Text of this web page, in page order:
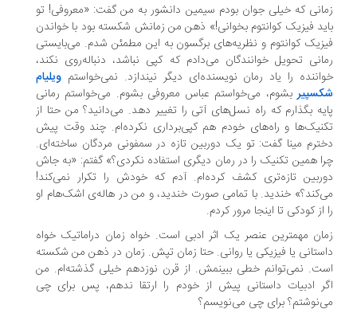
که خیلی جوان بودم سیمین دانشور به من گفت: «معروفی! تو
فیزیک کوانتوم بخوانی!» ذهن من زمانش شکسته بود با خواندن
کوانتوم و نظریه‌های برگسون به این مطمئن شدم. می‌بایستی
تحویل خوانندگان می‌دادم که کپی نباشد، دنباله‌روی نکند،
را یاد رمان نویسنده‌ای دیگر نیندازد. نمی‌خواستمویلیام
بشوم، می‌خواستم عباس معروفی بشوم. می‌خواستم رمانی
بگذارم که راه نسل‌های آتی را تغییر دهد. می‌دانید؟ من حتا از
و راه‌های خودم هم کپی‌برداری نکرده‌ام. چند وقت پیش
مینا گفت: تو یک دوربین تازه در سمفونی مردگان ساخته‌ای.
همین تکنیک را در رمان دیگری استفاده نکردی؟» گفتم: «به جاش
تازه‌تری کشف کرده‌ام. آدم که خودش را تکرار نمی‌کند!
خندید. با تمامی صورت خندید، و من در هاله‌ی اشک‌هام او
از کودکی تا اینجا مرور کردم.
مهمترین عنصر یک اثر ادبی است. خواه زمان دراماتیک خواه
یا فیزیکی یا روانی. حتا زمان تپش. زمان در ذهن من شکسته
نمی‌توانم خطی ببینمش. از قرن نوزدهم خیلی گذشته‌ام. من
ادبیات داستانی پیش از خودم را ارتقا ندهم، پس برای چی
برای چی می‌نویسم؟